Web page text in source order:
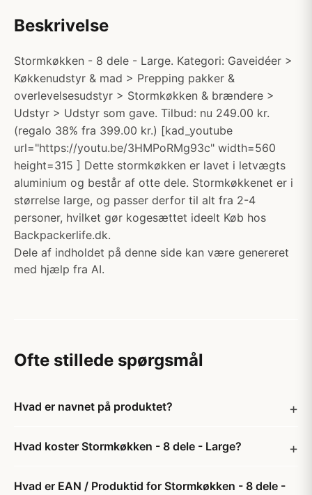
Beskrivelse
Stormkøkken - 8 dele - Large. Kategori: Gaveidéer >
Køkkenudstyr & mad > Prepping pakker &
overlevelsesudstyr > Stormkøkken & brændere >
Udstyr > Udstyr som gave. Tilbud: nu 249.00 kr.
(regalo 38% fra 399.00 kr.) [kad_youtube
url="https://youtu.be/3HMPoRMg93c" width=560
height=315 ] Dette stormkøkken er lavet i letvægts
aluminium og består af otte dele. Stormkøkkenet er i
størrelse large, og passer derfor til alt fra 2-4
personer, hvilket gør kogesættet ideelt Køb hos
Backpackerlife.dk.
Dele af indholdet på denne side kan være genereret
med hjælp fra AI.
Ofte stillede spørgsmål
Hvad er navnet på produktet?
Hvad koster Stormkøkken - 8 dele - Large?
Hvad er EAN / Produktid for Stormkøkken - 8 dele -